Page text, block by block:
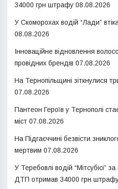
34000 грн штрафу 08.08.2026
У Скоморохах водій “Лади”
08.08.2026
Інноваційне відновлення
провідних брендів 07.08.2026
На Тернопільщині зіткнулися
07.08.2026
Пантеон Героїв у Тернополі
міст 07.08.2026
На Підгаєччині безвісти
мертвим 07.08.2026
У Теребовлі водій “Мітсубісі”
ДТП отримав 34000 грн